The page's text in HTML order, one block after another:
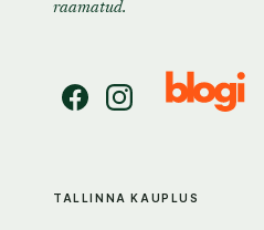
raamatud.
TALLINNA KAUPLUS